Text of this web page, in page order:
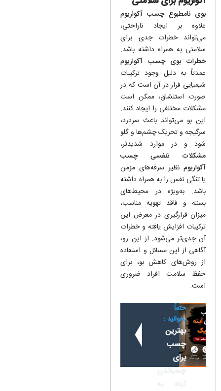
بوی نامطبوع چسب آکواریوم
علاوه بر ایجاد ناراحتی،
می‌تواند خطرات جدی برای
سلامتی به همراه داشته باشد.
خطرات بوی چسب آکواریوم
عمدتاً به دلیل وجود ترکیبات
شیمیایی فرار در آن است که در
صورت استنشاق، ممکن است
مشکلات مختلفی را ایجاد کنند.
این بو می‌تواند باعث سردرد،
سرگیجه و تحریک چشم‌ها و گلو
شود و در موارد شدیدتر،
مشکلات تنفسی چسب
آکواریوم نظیر سرفه‌های مزمن
یا تنگی نفس را به همراه داشته
باشد. به‌ویژه در محیط‌های
بسته و فاقد تهویه مناسب،
میزان قرارگیری در معرض این
ترکیبات افزایش یافته و خطرات
آن جدی‌تر می‌شود. از این رو،
آگاهی از این مسائل و استفاده
از روش‌های کاهش بو، برای
حفظ سلامت افراد ضروری
است.
حتماً
بخوانید :
بهترین
چسب
برای
چسباندن